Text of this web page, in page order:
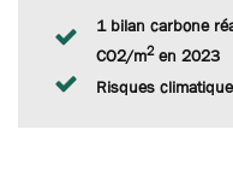
1 bilan carbone
CO2/m2en 2023
Risques